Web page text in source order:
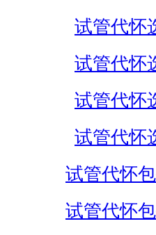
试管代怀
试管代怀
试管代怀
试管代怀
试管代怀
试管代怀